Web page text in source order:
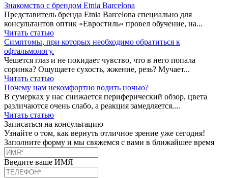
Знакомство с брендом Etnia Barcelona
Представитель бренда Etnia Barcelona специально для
консультантов оптик «Евростиль» провел обучение, на...
Читать статью
Симптомы, при которых необходимо обратиться к
офтальмологу.
Чешется глаз и не покидает чувство, что в него попала
соринка? Ощущаете сухость, жжение, резь? Мучает...
Читать статью
Почему нам некомфортно водить ночью?
В сумерках у нас снижается периферический обзор, цвета
различаются очень слабо, а реакция замедляется....
Читать статью
Записаться на консультацию
Узнайте о том, как вернуть отличное зрение уже сегодня!
Заполните форму и мы свяжемся с вами в ближайшее время
Введите ваше ИМЯ